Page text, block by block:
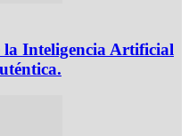
Inteligencia Artificial